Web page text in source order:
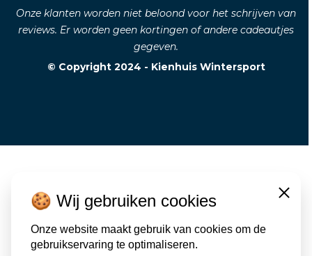
Onze klanten worden niet beloond voor het schrijven van
reviews. Er worden geen kortingen of andere cadeautjes
gegeven.
© Copyright 2024 - Kienhuis Wintersport
🍪 Wij gebruiken cookies
Onze website maakt gebruik van cookies om de
gebruikservaring te optimaliseren.
Close